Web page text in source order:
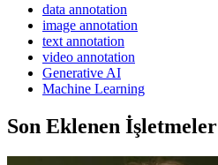
data annotation
image annotation
text annotation
video annotation
Generative AI
Machine Learning
Son Eklenen İşletmeler